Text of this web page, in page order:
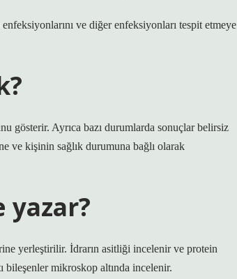
ve diğer enfeksiyonları tespit etmeye
gösterir. Ayrıca bazı durumlarda sonuçlar belirsiz
ve kişinin sağlık durumuna bağlı olarak
yerleştirilir. İdrarın asitliği incelenir ve protein
bileşenler mikroskop altında incelenir.